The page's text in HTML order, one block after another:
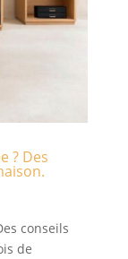
? Des
conseils
de